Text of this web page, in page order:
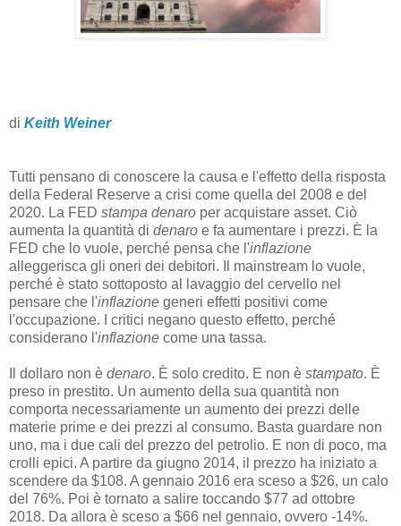
di Keith Weiner
Tutti pensano di conoscere la causa e l'effetto della risposta
della Federal Reserve a crisi come quella del 2008 e del
2020. La FED stampa denaro per acquistare asset. Ciò
aumenta la quantità di denaro e fa aumentare i prezzi. È la
FED che lo vuole, perché pensa che l'inflazione
alleggerisca gli oneri dei debitori. Il mainstream lo vuole,
perché è stato sottoposto al lavaggio del cervello nel
pensare che l'inflazione generi effetti positivi come
l'occupazione. I critici negano questo effetto, perché
considerano l'inflazione come una tassa.
Il dollaro non è denaro. È solo credito. E non è stampato. È
preso in prestito. Un aumento della sua quantità non
comporta necessariamente un aumento dei prezzi delle
materie prime e dei prezzi al consumo. Basta guardare non
uno, ma i due cali del prezzo del petrolio. E non di poco, ma
crolli epici. A partire da giugno 2014, il prezzo ha iniziato a
scendere da $108. A gennaio 2016 era sceso a $26, un calo
del 76%. Poi è tornato a salire toccando $77 ad ottobre
2018. Da allora è sceso a $66 nel gennaio, ovvero -14%.